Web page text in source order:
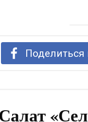
Поделиться